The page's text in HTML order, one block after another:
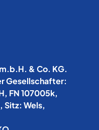
& Co. KG.
Gesellschafter:
FN 107005k,
Sitz: Wels,